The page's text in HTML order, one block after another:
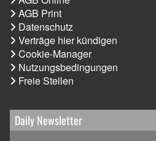
AGB Print
Datenschutz
Verträge hier kündigen
Cookie-Manager
Nutzungsbedingungen
Freie Stellen
Daily Newsletter